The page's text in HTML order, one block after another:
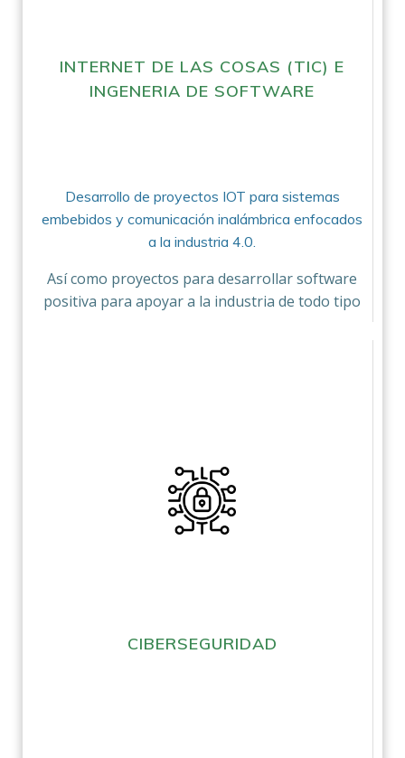
INTERNET DE LAS COSAS (TIC) E
INGENERIA DE SOFTWARE
Desarrollo de proyectos IOT para sistemas
embebidos y comunicación inalámbrica enfocados
a la industria 4.0.
Así como proyectos para desarrollar software
positiva para apoyar a la industria de todo tipo
CIBERSEGURIDAD